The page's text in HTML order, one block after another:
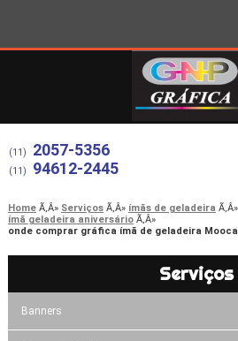
(11) 2057-5356
(11) 94612-2445
Home Serviços
ímãs de geladeira
ímã geladeira aniversário
onde comprar gráfica ímã de geladeira Mooca
Serviços
Banners